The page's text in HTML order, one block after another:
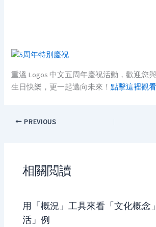
重溫 Logos 中文五周年慶祝活動，歡迎您
生日快樂，更一起邁向未來！點擊這裡觀
PREVIOUS
相關閲讀
用「概況」工具來看「文化概念
活」例